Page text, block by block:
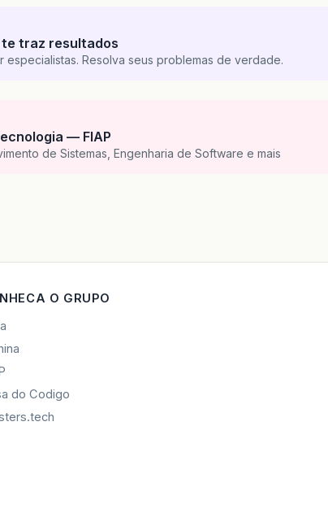
te traz resultados
especialistas. Resolva seus problemas de verdade.
— FIAP
de Sistemas, Engenharia de Software e mais
O GRUPO
do Codigo